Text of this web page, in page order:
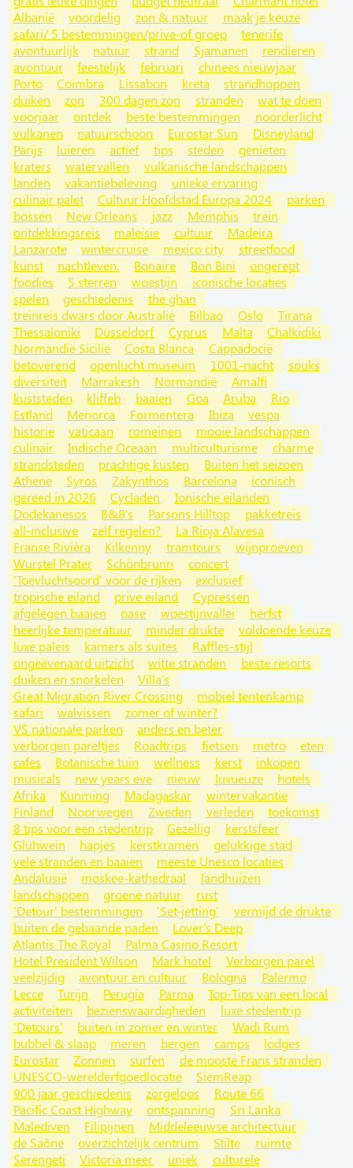
Albanië
voordelig zon & natuur
maak je keuze
safari/ 5 bestemmingen/prive-of groep
tenerife
avontuurlijk
natuur strand Sjamanen
rendieren
avontuur
feestelijk februari
chinees nieuwjaar
Porto
Coimbra Lissabon kreta
strandhoppen
duiken
zon 300 dagen zon stranden
wat te doen
voorjaar
ontdek beste bestemmingen
noorderlicht
vulkanen
natuurschoon Eurostar Sun
Disneyland
Parijs
luieren actief tips steden
genieten
kraters
watervallen
vulkanische landschappen
landen
vakantiebeleving
unieke ervaring
culinair palet
Cultuur Hoofdstad Europa 2024
parken
bossen
New Orleans jazz Memphis
trein
ontdekkingsreis
maleisie cultuur
Madeira
Lanzarote
wintercruise mexico city
streetfood
kunst
nachtleven. Bonaire Bon Bini
ongerept
foodies
5 sterren woestijn
iconische locaties
spelen
geschiedenis
the ghan
treinreis dwars door Australië
Bilbao Oslo
Tirana
Thessaloniki
Düsseldorf Cyprus Malta
Chalkidiki
Normandië Sicilië
Costa Blanca
Cappadocië
betoverend
openlucht museum 1001-nacht
souks
diversiteit
Marrakesh Normandië
Amalfi
kuststeden
kliffeb baaien Goa Aruba
Rio
Estland
Menorca Formentera Ibiza
vespa
historie
vaticaan romeinen
mooie landschappen
culinair
Indische Oceaan multiculturisme
charme
strandsteden
prachtige kusten
Buiten het seizoen
Athene
Syros Zakynthos Barcelona
iconisch
gereed in 2026
Cycladen
Ionische eilanden
Dodekanesos
B&B's Parsons Hilltop
pakketreis
all-inclusive
zelf regelen?
La Rioja Alavesa
Franse Rivièra
Kilkenny tramtours
wijnproeven
Wurstel Prater
Schönbrunn
concert
'Toevluchtsoord' voor de rijken
exclusief
tropische eiland
prive eiland
Cypressen
afgelegen baaien
oase woestijnvallei
herfst
heerlijke temperatuur
minder drukte
voldoende keuze
luxe paleis
kamers als suites
Raffles-stijl
ongeëvenaard uitzicht
witte stranden
beste resorts
duiken en snorkelen
Villa's
Great Migration River Crossing
mobiel tentenkamp
safari
walvissen
zomer of winter?
VS nationale parken
anders en beter
verborgen pareltjes
Roadtrips fietsen metro
eten
cafes
Botanische tuin wellness kerst
inkopen
musicals
new years eve nieuw luxueuze
hotels
Afrika
Kunming Madagaskar
wintervakantie
Finland
Noorwegen Zweden verleden
toekomst
8 tips voor een stedentrip
Gezellig
kerstsfeer
Glühwein
hapjes kerstkramen
gelukkige stad
vele stranden en baaien
meeste Unesco locaties
Andalusië
moskee-kathedraal
landhuizen
landschappen
groene natuur
rust
'Detour' bestemmingen
'Set-jetting'
vermijd de drukte
buiten de gebaande paden
Lover's Deep
Atlantis The Royal
Palma Casino Resort
Hotel President Wilson
Mark hotel
Verborgen parel
veelzijdig
avontuur en cultuur Bologna
Palermo
Lecce
Turijn Perugia Parma
Top-Tips van een local
activiteiten
bezienswaardigheden
luxe stedentrip
'Detours'
buiten in zomer en winter
Wadi Rum
bubbel & slaap
meren bergen camps
lodges
Eurostar
Zonnen surfen
de mooste Frans stranden
UNESCO-werelderfgoedlocatie
SiemReap
900 jaar geschiedenis
zorgeloos
Route 66
Pacific Coast Highway
ontspanning
Sri Lanka
Malediven
Filipijnen
Middeleeuwse architectuur
de Saône
overzichtelijk centrum Stilte
ruimte
Serengeti
Victoria meer uniek
culturele